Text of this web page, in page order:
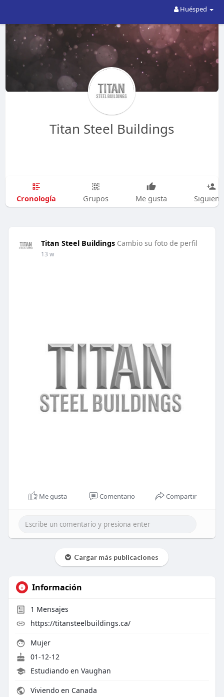
Huésped
Titan Steel Buildings
Cronología Grupos Me gusta
Titan Steel Buildings Cambio su foto de perfil
13 w
Me gusta Comentario Compartir
Cargar más publicaciones
Información
1 Mensajes
https://titansteelbuildings.ca/
Mujer
01-12-12
Estudiando en Vaughan
Viviendo en Canada